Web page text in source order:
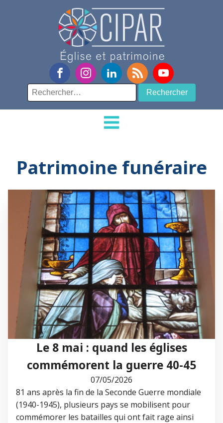
Rechercher :
Patrimoine funéraire
Le 8 mai : quand les églises
commémorent la guerre 40-45
07/05/2026
81 ans après la fin de la Seconde Guerre mondiale
(1940-1945), plusieurs pays se mobilisent pour
commémorer les batailles qui ont fait rage ainsi